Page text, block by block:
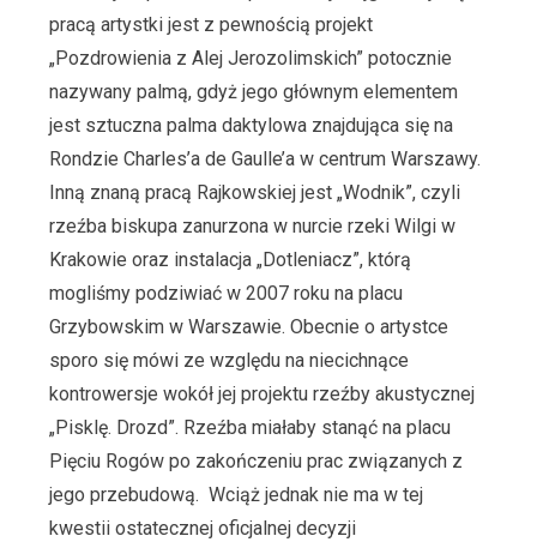
pracą artystki jest z pewnością projekt
„Pozdrowienia z Alej Jerozolimskich” potocznie
nazywany palmą, gdyż jego głównym elementem
jest sztuczna palma daktylowa znajdująca się na
Rondzie Charles’a de Gaulle’a w centrum Warszawy.
Inną znaną pracą Rajkowskiej jest „Wodnik”, czyli
rzeźba biskupa zanurzona w nurcie rzeki Wilgi w
Krakowie oraz instalacja „Dotleniacz”, którą
mogliśmy podziwiać w 2007 roku na placu
Grzybowskim w Warszawie. Obecnie o artystce
sporo się mówi ze względu na niecichnące
kontrowersje wokół jej projektu rzeźby akustycznej
„Pisklę. Drozd”. Rzeźba miałaby stanąć na placu
Pięciu Rogów po zakończeniu prac związanych z
jego przebudową. Wciąż jednak nie ma w tej
kwestii ostatecznej oficjalnej decyzji